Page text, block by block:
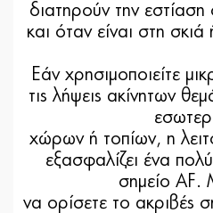
διατηρούν την
και όταν είναι στη
Εάν χρησιμοποιείτε
τις λήψεις ακίνητων
χώρων ή τοπίων, η
εξασφαλίζει ένα
σημείο AF.
να ορίσετε το ακριβές